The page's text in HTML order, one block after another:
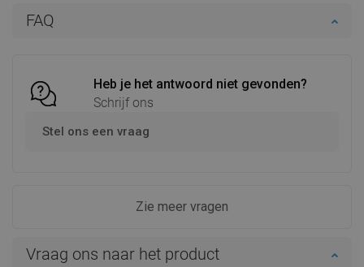
FAQ
Heb je het antwoord niet gevonden?
Schrijf ons
Stel ons een vraag
Zie meer vragen
Vraag ons naar het product